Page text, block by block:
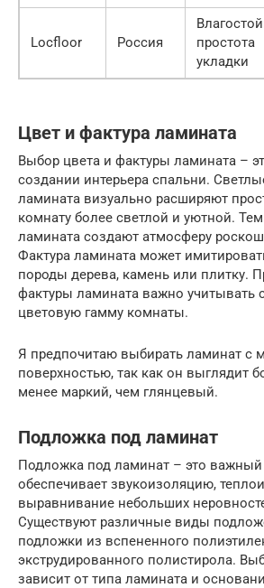
Locfloor Россия
простота
укладки
Цвет и фактура ламината
Выбор цвета и фактуры ламината –
создании интерьера спальни.
ламината визуально расширяют
комнату более светлой и уютной.
ламината создают атмосферу
Фактура ламината может
породы дерева, камень или плитку.
фактуры ламината важно учитывать
цветовую гамму комнаты.
Я предпочитаю выбирать ламинат с
поверхностью, так как он выглядит
менее маркий, чем глянцевый.
Подложка под ламинат
Подложка под ламинат – это
обеспечивает звукоизоляцию,
выравнивание небольших
Существуют различные виды
подложки из вспененного
экструдированного полистирола.
зависит от типа ламината и